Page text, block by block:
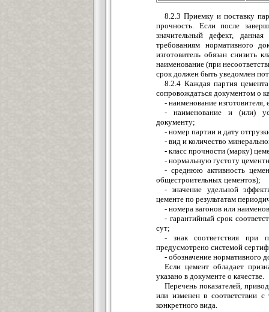
8.2.3 Приемку и поставку
прочность. Если после
значительный дефект,
требованиям нормативного
изготовитель обязан снизить
наименование (при
срок должен быть уведомлен
8.2.4 Каждая партия
сопровождаться документом о
- наименование изготовителя,
- наименование и (или)
документу;
- номер партии и дату
- вид и количество
- класс прочности (марку)
- нормальную густоту
- среднюю активность
общестроительных цементов);
- значение удельной
цементе по результатам
- номера вагонов или
- гарантийный срок
сут;
- знак соответствия при
предусмотрено системой
- обозначение нормативного
Если цемент обладает
указано в документе о качестве.
Перечень показателей,
или изменен в соответствии
конкретного вида.